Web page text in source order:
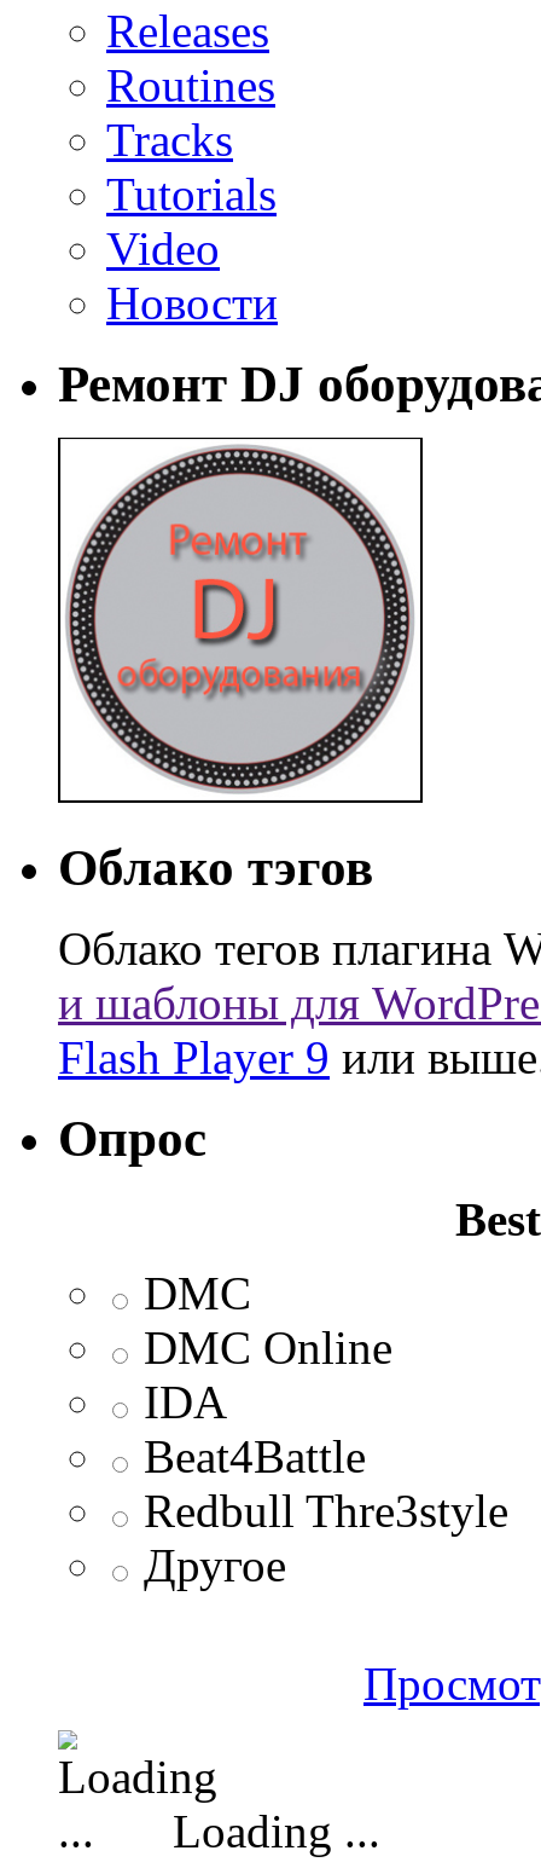
Releases
Routines
Tracks
Tutorials
Video
Новости
Ремонт DJ
Облако тэгов
Облако тегов плагина
и шаблоны для
Flash Player 9 или
Опрос
DMC
DMC Online
IDA
Beat4Battle
Redbull Thre3style
Другое
Loading ...